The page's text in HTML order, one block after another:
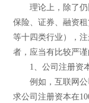
理论上，除了仍
保险、证券、融资
等十四类行业），
者，应当有比较严
1、公司注册资本
例如，互联网公
求公司注册资本在